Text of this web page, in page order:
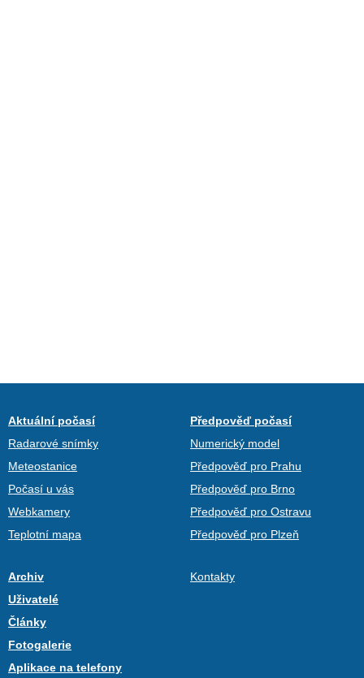
Aktuální počasí
Radarové snímky
Meteostanice
Počasí u vás
Webkamery
Teplotní mapa
Předpověď počasí
Numerický model
Předpověď pro Prahu
Předpověď pro Brno
Předpověď pro Ostravu
Předpověď pro Plzeň
Archiv
Uživatelé
Články
Fotogalerie
Aplikace na telefony
Kontakty